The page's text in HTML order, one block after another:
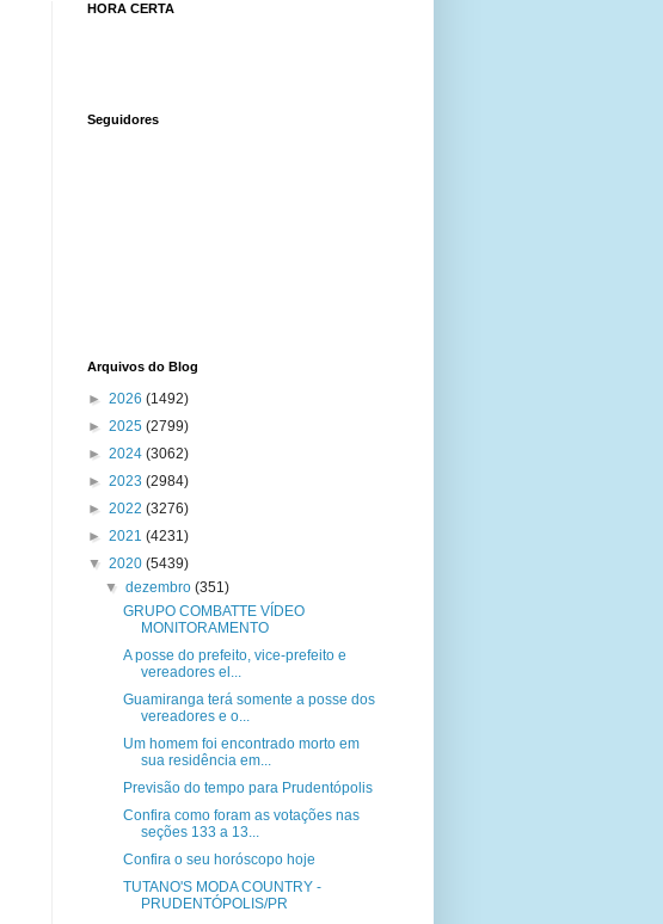
HORA CERTA
Seguidores
Arquivos do Blog
► 2026 (1492)
► 2025 (2799)
► 2024 (3062)
► 2023 (2984)
► 2022 (3276)
► 2021 (4231)
▼ 2020 (5439)
▼dezembro(351)
GRUPO COMBATTE VÍDEO
MONITORAMENTO
A posse do prefeito, vice-prefeito e
vereadores el...
Guamiranga terá somente a posse dos
vereadores e o...
Um homem foi encontrado morto em
sua residência em...
Previsão do tempo para Prudentópolis
Confira como foram as votações nas
seções 133 a 13...
Confira o seu horóscopo hoje
TUTANO'S MODA COUNTRY -
PRUDENTÓPOLIS/PR